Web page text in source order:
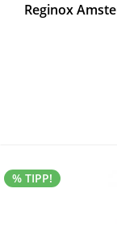
Reginox
% TIPP!